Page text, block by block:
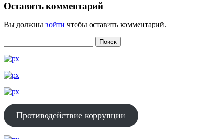
Оставить комментарий
Вы должны войти чтобы оставить комментарий.
Противодействие коррупции